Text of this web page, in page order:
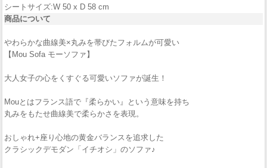
シートサイズ:W 50 x D 58 cm
商品について
やわらかな曲線美×丸みを帯びたフォルムが可愛い
【Mou Sofa モーソファ】
大人女子の心をくすぐる可愛いソファが誕生！
Mouとはフランス語で『柔らかい』という意味を持ち
丸みをもたせ曲線美で柔らかさを表現。
おしゃれ+座り心地の黄金バランスを追求した
クラシックデモダン「イチオシ」のソファ♪